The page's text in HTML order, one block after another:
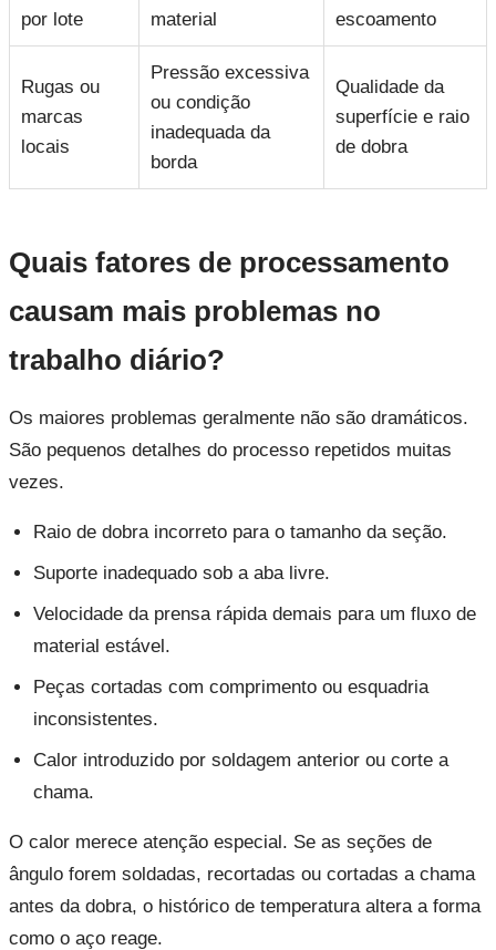
por lote material escoamento
Rugas ou
marcas
locais
Pressão excessiva
ou condição
inadequada da
borda
Qualidade da
superfície e raio
de dobra
Quais fatores de processamento
causam mais problemas no
trabalho diário?
Os maiores problemas geralmente não são dramáticos.
São pequenos detalhes do processo repetidos muitas
vezes.
Raio de dobra incorreto para o tamanho da seção.
Suporte inadequado sob a aba livre.
Velocidade da prensa rápida demais para um fluxo de
material estável.
Peças cortadas com comprimento ou esquadria
inconsistentes.
Calor introduzido por soldagem anterior ou corte a
chama.
O calor merece atenção especial. Se as seções de
ângulo forem soldadas, recortadas ou cortadas a chama
antes da dobra, o histórico de temperatura altera a forma
como o aço reage.